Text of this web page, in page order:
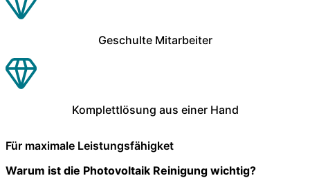
Geschulte Mitarbeiter
Komplettlösung aus einer Hand
Für maximale Leistungsfähigket
Warum ist die Photovoltaik Reinigung wichtig?